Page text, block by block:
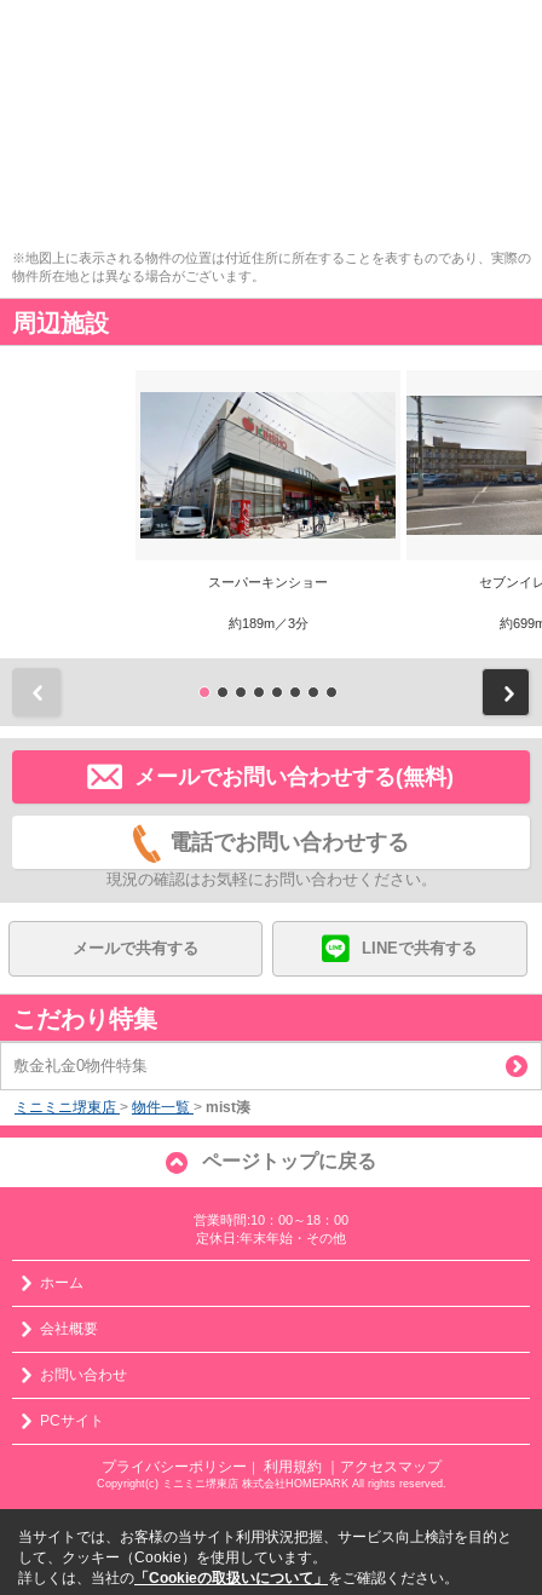
※地図上に表示される物件の位置は付近住所に所在することを表すものであり、実際の
物件所在地とは異なる場合がございます。
周辺施設
スーパーキンショー
約189m／3分
セブンイ
約
メールでお問い合わせする(無料)
電話でお問い合わせする
現況の確認はお気軽にお問い合わせください。
メールで共有する LINEで共有する
こだわり特集
敷金礼金0物件特集
ミニミニ堺東店 > 物件一覧 > mist湊
ページトップに戻る
営業時間:10：00～18：00
定休日:年末年始・その他
ホーム
会社概要
お問い合わせ
PCサイト
プライバシーポリシー 利用規約 ｜アクセスマップ
Copyright(c) ミニミニ堺東店 株式会社HOMEPARK All rights reserved.
当サイトでは、お客様の当サイト利用状況把握、サービス向上検討を目的と
して、クッキー（Cookie）を使用しています。
詳しくは、当社の 「Cookieの取扱いについて」 をご確認ください。